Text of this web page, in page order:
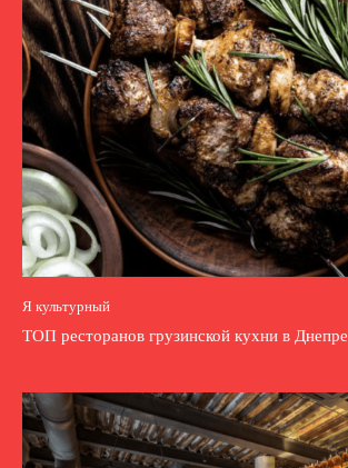
Я культурный
ТОП ресторанов грузинской кухни в Днепре